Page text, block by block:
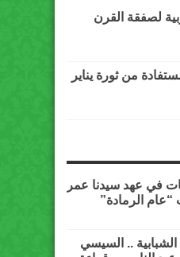
لصفقة القرن
في عهد سيدنا عمر
الرمادة”
الشبابية .. السيسي